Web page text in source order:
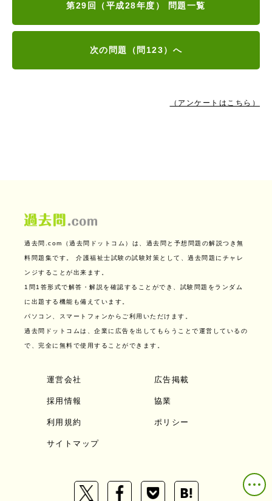
第29回（平成28年度） 問題一覧
次の問題（問123）へ
（アンケートはこちら）
過去問.com（過去問ドットコム）は、過去問と予想問題の解説つき無
料問題集です。 介護福祉士試験の試験対策として、過去問題にチャレ
ンジすることが出来ます。
1問1答形式で解答・解説を確認することができ、試験問題をランダム
に出題する機能も備えています。
パソコン、スマートフォンからご利用いただけます。
過去問ドットコムは、企業に広告を出してもらうことで運営しているの
で、完全に無料で使用することができます。
運営会社 広告掲載
採用情報 協業
利用規約 ポリシー
サイトマップ